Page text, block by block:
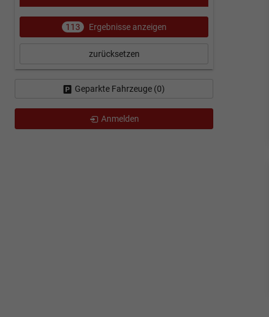
113 Ergebnisse anzeigen
zurücksetzen
Geparkte Fahrzeuge (0)
Anmelden